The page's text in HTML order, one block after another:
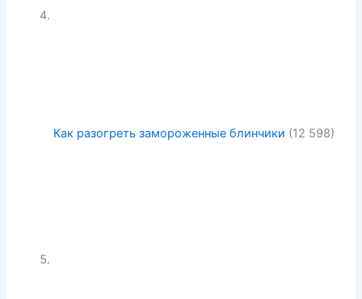
Как разогреть замороженные блинчики (12 598)